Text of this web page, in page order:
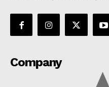
Company